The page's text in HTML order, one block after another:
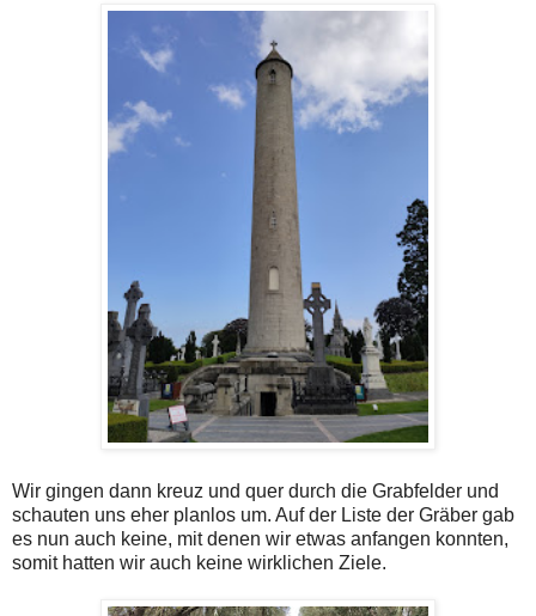
Wir gingen dann kreuz und quer durch die Grabfelder und
schauten uns eher planlos um. Auf der Liste der Gräber gab
es nun auch keine, mit denen wir etwas anfangen konnten,
somit hatten wir auch keine wirklichen Ziele.